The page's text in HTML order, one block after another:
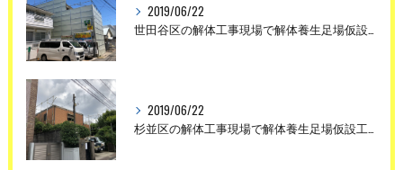
2019/06/22
世田谷区の解体工事現場で解体養生足場仮設工事を行いました。
2019/06/22